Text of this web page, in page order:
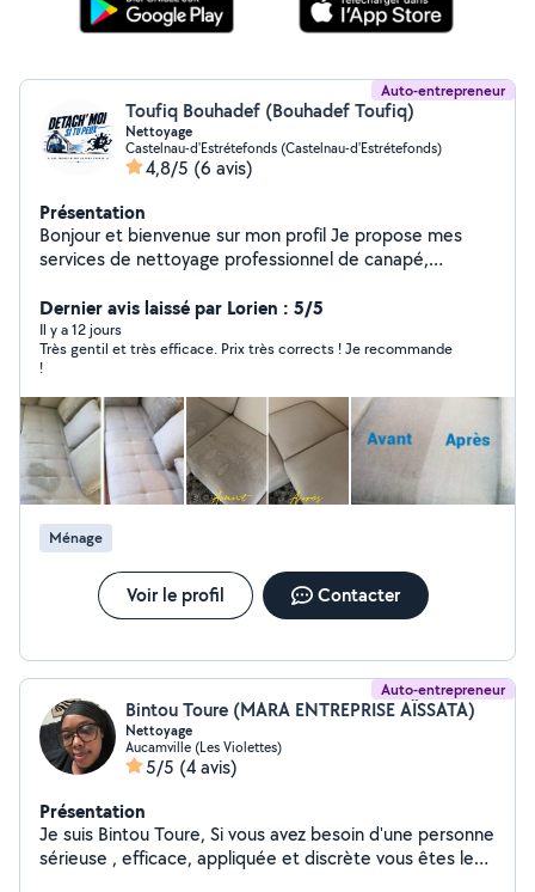
Auto-entrepreneur
Toufiq Bouhadef (Bouhadef Toufiq)
Nettoyage
Castelnau-d'Estrétefonds (Castelnau-d'Estrétefonds)
4,8/5 (6 avis)
Présentation
Bonjour et bienvenue sur mon profil Je propose mes
services de nettoyage professionnel de canapé,
de matériel adapté et j'utilise des produits efficaces et
respectueux des tissus pour éliminer les taches, les
mauvaises odeurs, les acariens et redonner un coup de
frais à votre mobilier. Sérieux , ponctuelle et minutieux,
je veille à ce que chaque prestation soit réalisée avec
soin. J'ai l'habitude d'intervenir chez des particuliers et je
m'adapte à vos besoins. Disponible en semaine et
certains week-ends, n'hésitez pas à me contacter pour
un renseignement ou un devis gratuit. Réponse rapide
assurée
Dernier avis laissé par Lorien : 5/5
Il y a 12 jours
Très gentil et très efficace. Prix très corrects ! Je recommande
!
Ménage
Voir le profil Contacter
Auto-entrepreneur
Bintou Toure (MARA ENTREPRISE AÏSSATA)
Nettoyage
Aucamville (Les Violettes)
5/5 (4 avis)
Présentation
Je suis Bintou Toure, Si vous avez besoin d'une personne
sérieuse , efficace, appliquée et discrète vous êtes les